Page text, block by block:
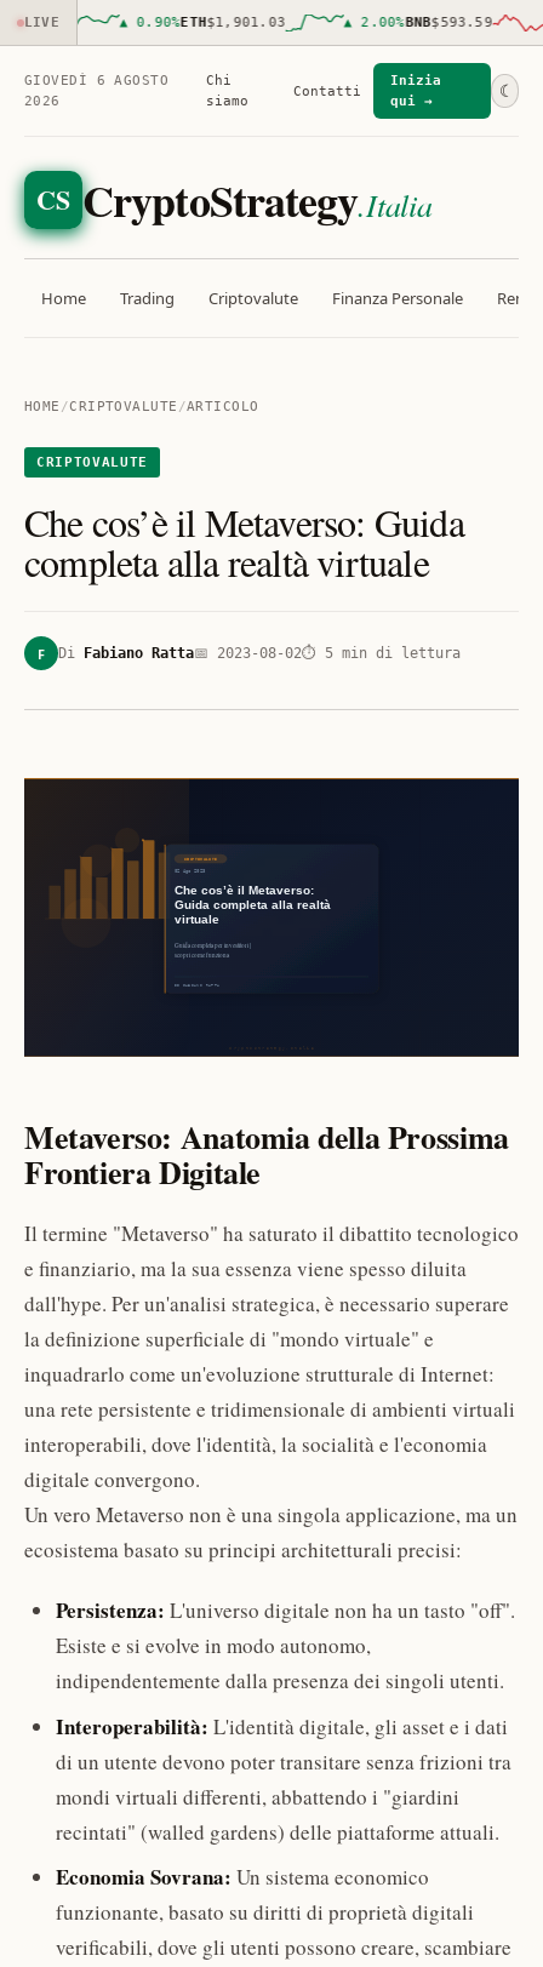
LIVE ▲ 0.90 %ETH$1,901.03 ▲ 2.00 %BNB$593.59 ▼
GIOVEDÌ 6 AGOSTO
2026
Chi
siamo
Contatti
Inizia
qui →
☾
CS CryptoStrategy.Italia
Home Trading Criptovalute Finanza Personale
HOME /CRIPTOVALUTE /ARTICOLO
CRIPTOVALUTE
Che cos’è il Metaverso: Guida
completa alla realtà virtuale
F Di Fabiano Ratta📅 2023-08-02⏱ 5 min di lettura
Metaverso: Anatomia della Prossima
Frontiera Digitale
Il termine "Metaverso" ha saturato il dibattito tecnologico
e finanziario, ma la sua essenza viene spesso diluita
dall'hype. Per un'analisi strategica, è necessario superare
la definizione superficiale di "mondo virtuale" e
inquadrarlo come un'evoluzione strutturale di Internet:
una rete persistente e tridimensionale di ambienti virtuali
interoperabili, dove l'identità, la socialità e l'economia
digitale convergono.
Un vero Metaverso non è una singola applicazione, ma un
ecosistema basato su principi architetturali precisi:
Persistenza: L'universo digitale non ha un tasto "off".
Esiste e si evolve in modo autonomo,
indipendentemente dalla presenza dei singoli utenti.
Interoperabilità: L'identità digitale, gli asset e i dati
di un utente devono poter transitare senza frizioni tra
mondi virtuali differenti, abbattendo i "giardini
recintati" (walled gardens) delle piattaforme attuali.
Economia Sovrana: Un sistema economico
funzionante, basato su diritti di proprietà digitali
verificabili, dove gli utenti possono creare, scambiare